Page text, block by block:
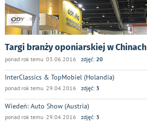
Targi branży oponiarskiej w Chinach
ponad rok temu 03.06.2016 zdjęć: 20
InterClassics & TopMobiel (Holandia)
ponad rok temu 29.04.2016 zdjęć: 3
Wiedeń: Auto Show (Austria)
ponad rok temu 29.04.2016 zdjęć: 3